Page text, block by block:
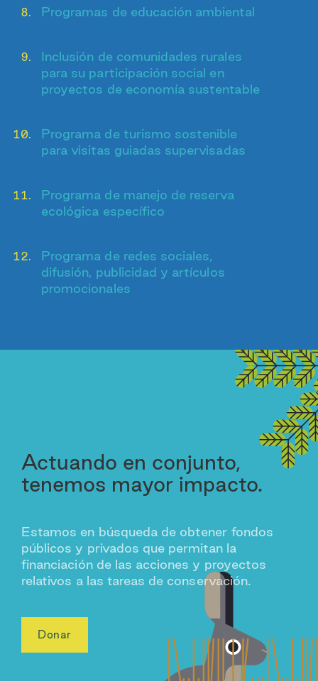
Programas de educación ambiental
Inclusión de comunidades rurales
para su participación social en
proyectos de economía sustentable
Programa de turismo sostenible
para visitas guiadas supervisadas
Programa de manejo de reserva
ecológica específico
Programa de redes sociales,
difusión, publicidad y artículos
promocionales
Actuando en conjunto,
tenemos mayor impacto.
Estamos en búsqueda de obtener fondos
públicos y privados que permitan la
financiación de las acciones y proyectos
relativos a las tareas de conservación.
Donar